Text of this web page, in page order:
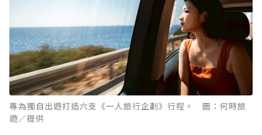
專為獨自出遊打造六支《一人旅行企劃》行程。 圖：何時旅
遊／提供